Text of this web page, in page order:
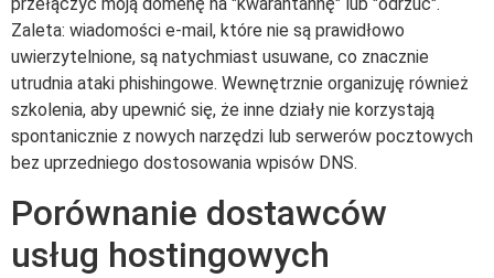
Zaleta: wiadomości e-mail, które nie są prawidłowo
uwierzytelnione, są natychmiast usuwane, co znacznie
utrudnia ataki phishingowe. Wewnętrznie organizuję również
szkolenia, aby upewnić się, że inne działy nie korzystają
spontanicznie z nowych narzędzi lub serwerów pocztowych
bez uprzedniego dostosowania wpisów DNS.
Porównanie dostawców
usług hostingowych